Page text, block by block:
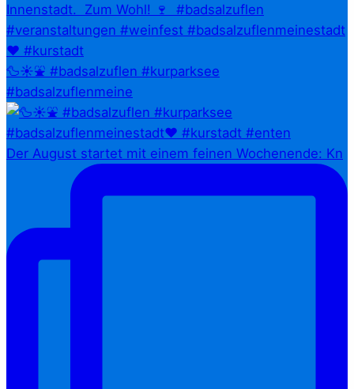
🦆☀️⛲ #badsalzuflen #kurparksee
#badsalzuflenmeine
Der August startet mit einem feinen Wochenende: Kn